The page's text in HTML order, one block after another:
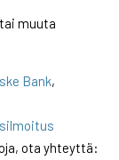
muuta
Bank,
ota yhteyttä: